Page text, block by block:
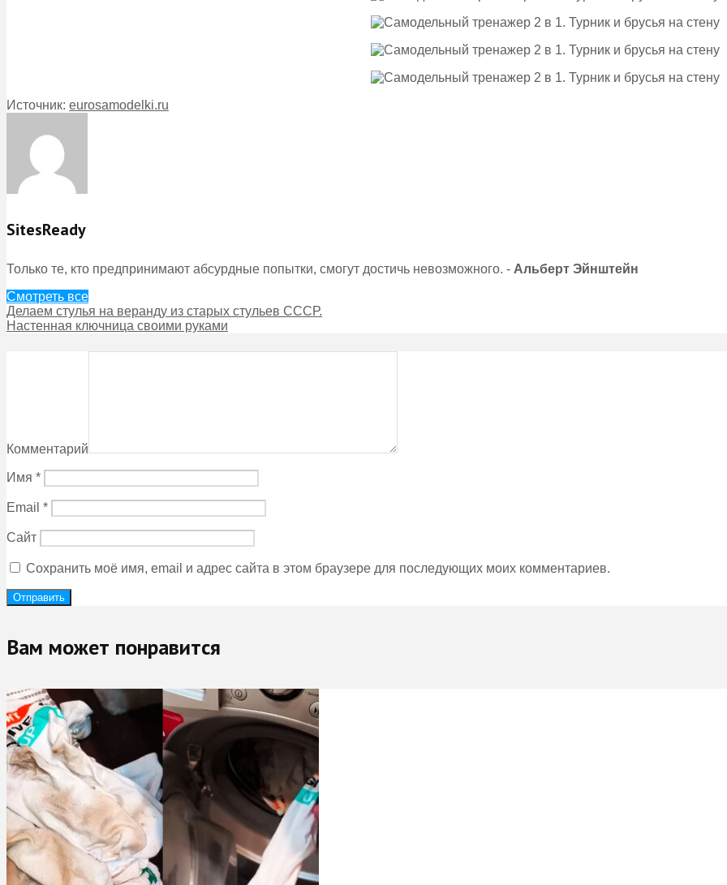
Источник: eurosamodelki.ru
SitesReady
Только те, кто предпринимают абсурдные попытки, смогут достичь невозможного. - Альберт Эйнштейн
Смотреть все
Делаем стулья на веранду из старых стульев СССР.
Настенная ключница своими руками
Комментарий
Имя *
Email *
Сайт
Сохранить моё имя, email и адрес сайта в этом браузере для последующих моих комментариев.
Вам может понравится